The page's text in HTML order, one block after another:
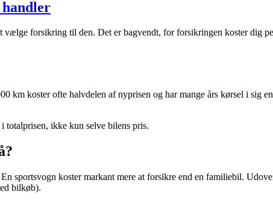
forsikring til den. Det er bagvendt, for forsikringen koster dig
km koster ofte halvdelen af nyprisen og har mange års kørsel i sig
totalprisen, ikke kun selve bilens pris.
sportsvogn koster markant mere at forsikre end en familiebil.
bilkøb).